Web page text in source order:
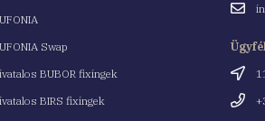
Swap
BUBOR fixingek
BIRS fixingek
Email
Cím